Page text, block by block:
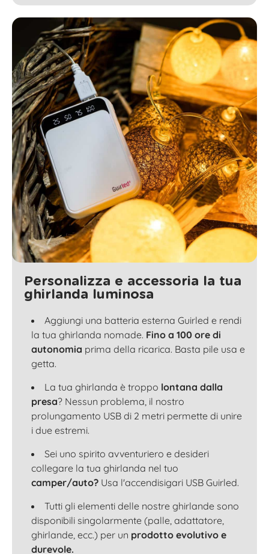
Personalizza e accessoria la tua
ghirlanda luminosa
Aggiungi una batteria esterna Guirled e rendi
la tua ghirlanda nomade. Fino a 100 ore di
autonomia prima della ricarica. Basta pile usa e
getta.
La tua ghirlanda è troppo lontana dalla
presa? Nessun problema, il nostro
prolungamento USB di 2 metri permette di unire
i due estremi.
Sei uno spirito avventuriero e desideri
collegare la tua ghirlanda nel tuo
camper/auto? Usa l'accendisigari USB Guirled.
Tutti gli elementi delle nostre ghirlande sono
disponibili singolarmente (palle, adattatore,
ghirlande, ecc.) per un prodotto evolutivo e
durevole.